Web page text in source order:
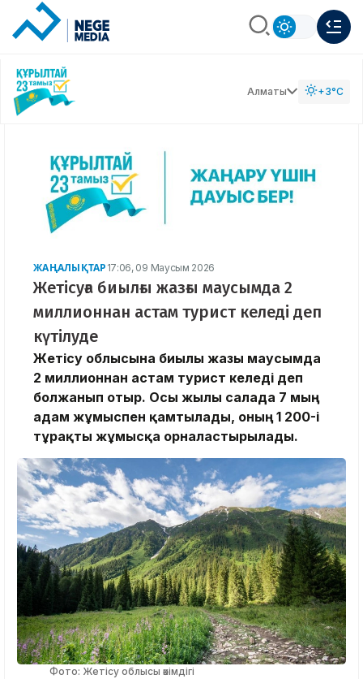
Алматы +3°C
ЖАҢАЛЫҚТАР 17:06, 09 Маусым 2026
Жетісуға биылғы жазғы маусымда 2
миллионнан астам турист келеді деп
күтілуде
Жетісу облысына биылғы жазғы маусымда
2 миллионнан астам турист келеді деп
болжанып отыр. Осы жылы салада 7 мың
адам жұмыспен қамтылады, оның 1 200-і
тұрақты жұмысқа орналастырылады.
Фото: Жетісу облысы әкімдігі